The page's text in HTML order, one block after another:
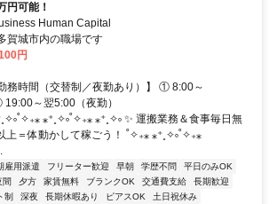
円可能！
Human Capital
賀城市内の職場です
円
務時間（交替制／夜勤あり）】 ① 8:00～
～翌5:00（夜勤）
⁎⁺˳✧༚˚✧₊⁎ ⁎⁺˳✧༚ ✨ 運搬業務＆食事毎日無
上＝体動かして稼ごう！ ˚✧₊⁎ ⁎⁺˳✧༚˚✧₊⁎
雇用派遣 フリーター歓迎 早朝 学歴不問
平日のみOK
間 夕方 家賃無料 ブランクOK 交通費支給
長期歓迎
制 深夜 長期休暇あり ピアスOK 土日祝休み